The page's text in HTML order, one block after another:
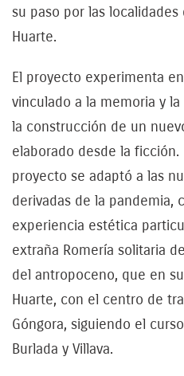
su paso por las localidades
Huarte.
El proyecto experimenta
vinculado a la memoria y
la construcción de un
elaborado desde la
proyecto se adaptó a las
derivadas de la pandemia,
experiencia estética
extraña Romería solitaria
del antropoceno, que en
Huarte, con el centro de
Góngora, siguiendo el
Burlada y Villava.